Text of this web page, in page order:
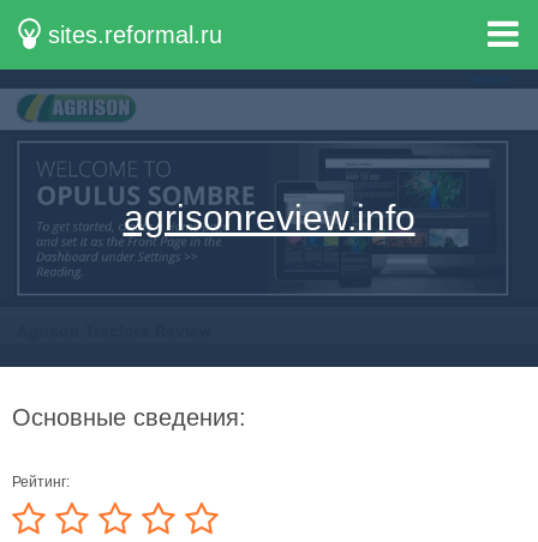
sites.reformal.ru
agrisonreview.info
Основные сведения:
Рейтинг: